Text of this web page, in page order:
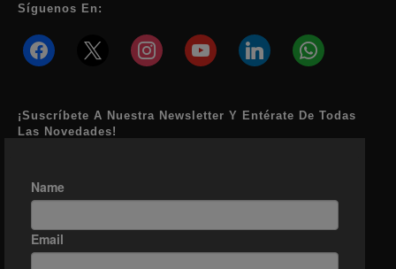
Síguenos En:
facebook instagramyoutube linkedin whatsapp
¡Suscríbete A Nuestra Newsletter Y Entérate De Todas
Las Novedades!